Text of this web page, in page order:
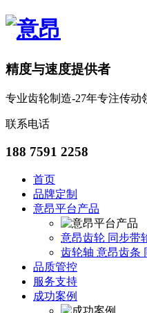
精度与速度提供者
专业齿轮制造-27年专注传动
联系电话
188 7591 2258
首页
品牌定制
意昂平台产品
意昂齿轮 同步带
齿轮轴 意昂齿条
品质管控
服务支持
成功案例